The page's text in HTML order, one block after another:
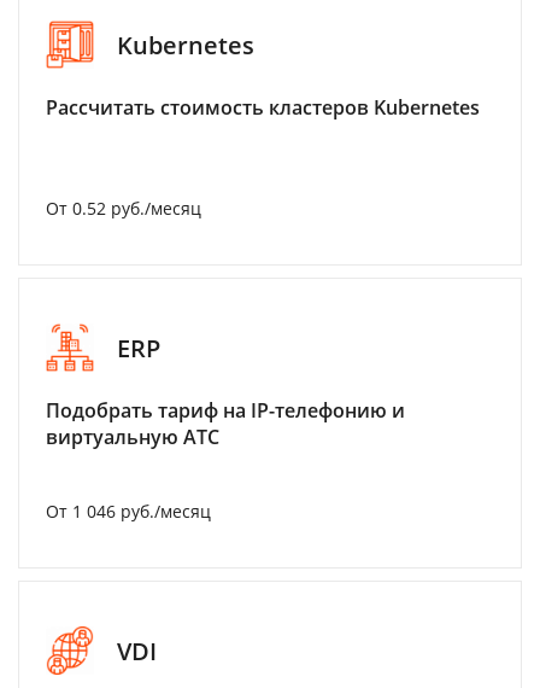
Kubernetes
Рассчитать стоимость кластеров Kubernetes
От 0.52 руб./месяц
ERP
Подобрать тариф на IP-телефонию и
виртуальную АТС
От 1 046 руб./месяц
VDI